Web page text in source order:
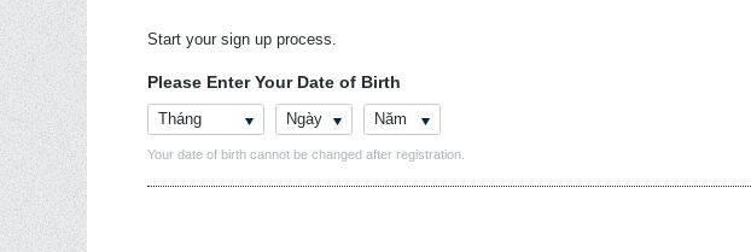
Start your sign up process.
Please Enter Your Date of Birth
Tháng Ngày Năm
Your date of birth cannot be changed after registration.